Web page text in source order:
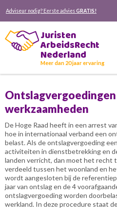
Adviseur nodig? Eerste adviesGRATIS!
Juristen
ArbeidsRecht
Nederland
Meer dan 20 jaar ervaring
werkzaamheden
De Hoge Raad heeft in een arrest
hoe in internationaal verband een
belast. Als de ontslagvergoeding
activiteiten in dienstbetrekking en
landen verricht, dan moet het
verdeeld tussen het woonland en
wordt aangesloten bij de
jaar van ontslag en de 4
ontslagvergoeding worden
werkland. In deze procedure staat